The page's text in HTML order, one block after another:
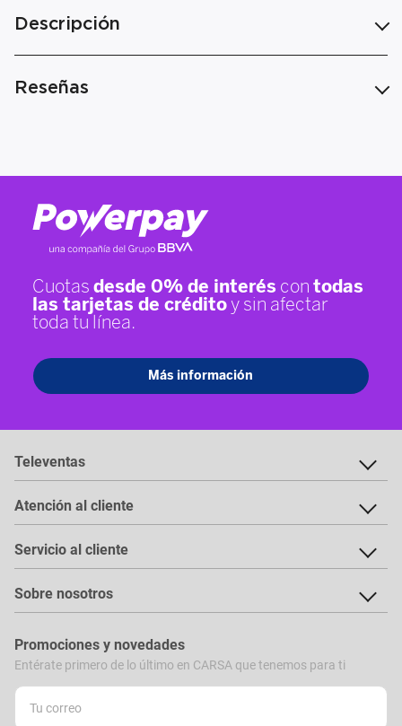
Descripción
Reseñas
Televentas
Atención al cliente
Servicio al cliente
Sobre nosotros
Promociones y novedades
Entérate primero de lo último en CARSA que tenemos para ti